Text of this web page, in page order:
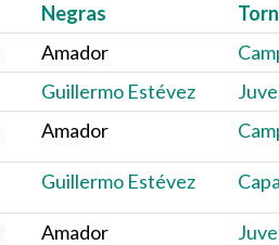
Negras
Amador
Guillermo Estévez
Amador
Guillermo Estévez
Amador